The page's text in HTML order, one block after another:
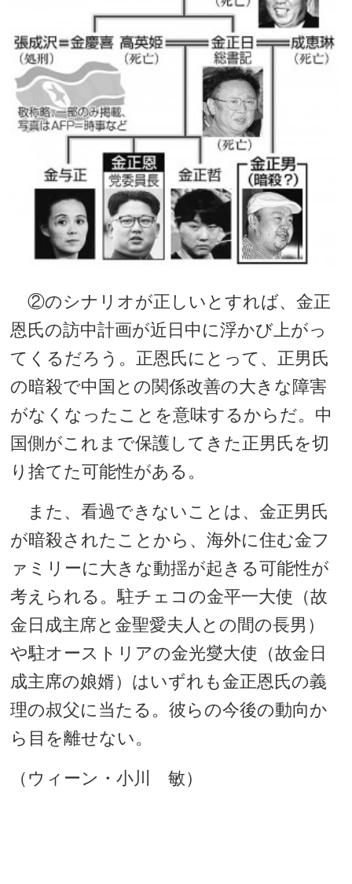
②のシナリオが正しいとすれば、金正
恩氏の訪中計画が近日中に浮かび上がっ
てくるだろう。正恩氏にとって、正男氏
の暗殺で中国との関係改善の大きな障害
がなくなったことを意味するからだ。中
国側がこれまで保護してきた正男氏を切
り捨てた可能性がある。
また、看過できないことは、金正男氏
が暗殺されたことから、海外に住む金フ
ァミリーに大きな動揺が起きる可能性が
考えられる。駐チェコの金平一大使（故
金日成主席と金聖愛夫人との間の長男）
や駐オーストリアの金光燮大使（故金日
成主席の娘婿）はいずれも金正恩氏の義
理の叔父に当たる。彼らの今後の動向か
ら目を離せない。
（ウィーン・小川 敏）